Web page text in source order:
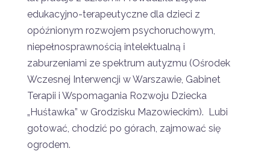
edukacyjno-terapeutyczne dla dzieci z
opóźnionym rozwojem psychoruchowym,
niepełnosprawnością intelektualną i
zaburzeniami ze spektrum autyzmu (Ośrodek
Wczesnej Interwencji w Warszawie, Gabinet
Terapii i Wspomagania Rozwoju Dziecka
„Huśtawka” w Grodzisku Mazowieckim). Lubi
gotować, chodzić po górach, zajmować się
ogrodem.